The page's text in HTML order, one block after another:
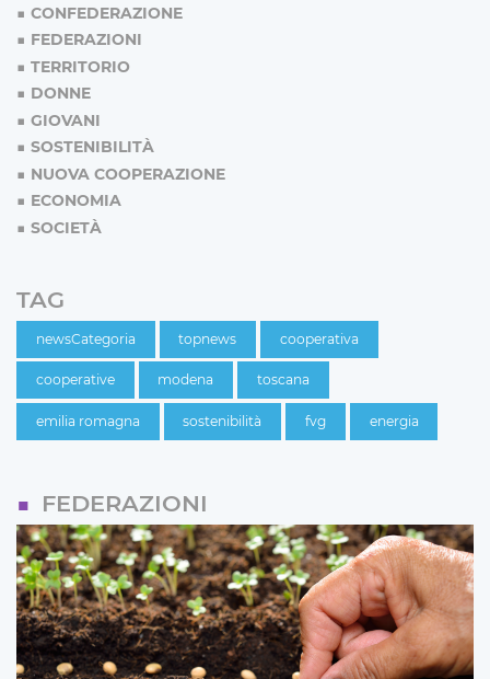
CONFEDERAZIONE
FEDERAZIONI
TERRITORIO
DONNE
GIOVANI
SOSTENIBILITÀ
NUOVA COOPERAZIONE
ECONOMIA
SOCIETÀ
TAG
newsCategoria topnews cooperativa
cooperative modena toscana
emilia romagna sostenibilità fvg energia
FEDERAZIONI